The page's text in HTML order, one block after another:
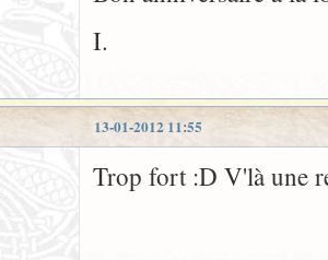
I.
13-01-2012 11:55
Trop fort :D V'là une